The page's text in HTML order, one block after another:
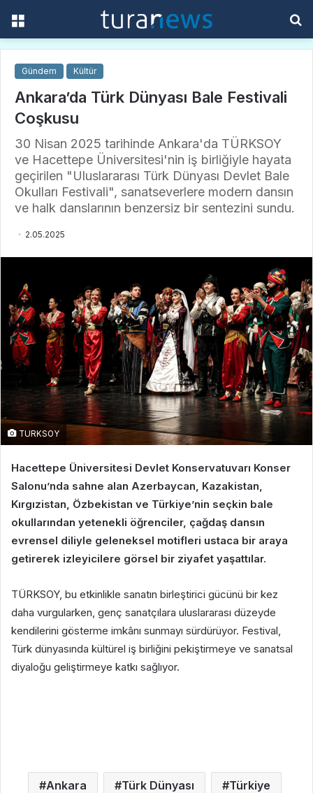
Gündem Kültür
Ankara’da Türk Dünyası Bale Festivali
Coşkusu
30 Nisan 2025 tarihinde Ankara'da TÜRKSOY
ve Hacettepe Üniversitesi'nin iş birliğiyle hayata
geçirilen "Uluslararası Türk Dünyası Devlet Bale
Okulları Festivali", sanatseverlere modern dansın
ve halk danslarının benzersiz bir sentezini sundu.
2.05.2025
TURKSOY
Hacettepe Üniversitesi Devlet Konservatuvarı Konser
Salonu’nda sahne alan Azerbaycan, Kazakistan,
Kırgızistan, Özbekistan ve Türkiye’nin seçkin bale
okullarından yetenekli öğrenciler, çağdaş dansın
evrensel diliyle geleneksel motifleri ustaca bir araya
getirerek izleyicilere görsel bir ziyafet yaşattılar.
TÜRKSOY, bu etkinlikle sanatın birleştirici gücünü bir kez
daha vurgularken, genç sanatçılara uluslararası düzeyde
kendilerini gösterme imkânı sunmayı sürdürüyor. Festival,
Türk dünyasında kültürel iş birliğini pekiştirmeye ve sanatsal
diyaloğu geliştirmeye katkı sağlıyor.
Ankara Türk Dünyası Türkiye